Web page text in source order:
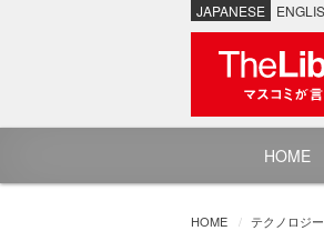
JAPANESE
HOME
HOME テクノロジー